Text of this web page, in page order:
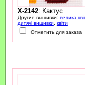
X-2142: Кактус
Другие вышивки: велика
дитячі вишивки
квіти
Отметить для заказа